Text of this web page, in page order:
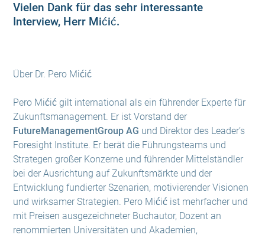
Vielen Dank für das sehr interessante
Interview, Herr Mićić.
Über Dr. Pero Mićić
Pero Mićić gilt international als ein führender Experte für
Zukunftsmanagement. Er ist Vorstand der
FutureManagementGroup AG und Direktor des Leader’s
Foresight Institute. Er berät die Führungsteams und
Strategen großer Konzerne und führender Mittelständler
bei der Ausrichtung auf Zukunftsmärkte und der
Entwicklung fundierter Szenarien, motivierender Visionen
und wirksamer Strategien. Pero Mićić ist mehrfacher und
mit Preisen ausgezeichneter Buchautor, Dozent an
renommierten Universitäten und Akademien,